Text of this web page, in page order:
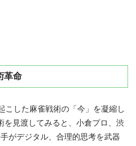
革命
こした麻雀戦術の「今」を凝縮し
を見渡してみると、小倉プロ、渋
がデジタル、合理的思考を武器